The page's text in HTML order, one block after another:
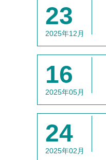
23
2025年12月
16
2025年05月
24
2025年02月